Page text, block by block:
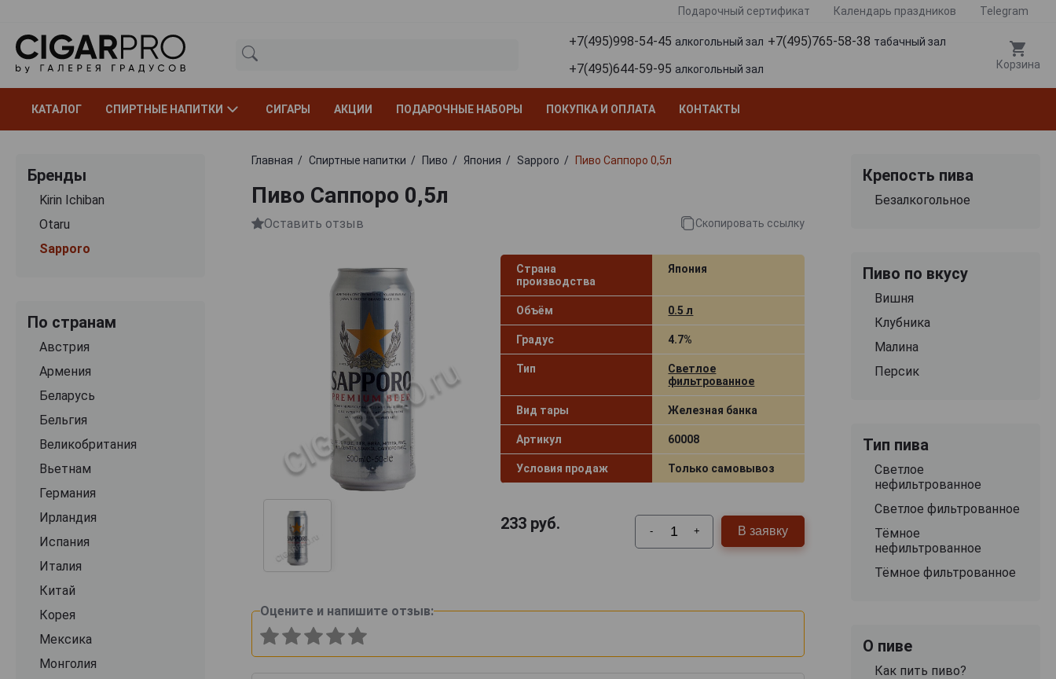
Подарочный сертификат Календарь праздников Telegram
+7(495)998-54-45 алкогольный зал +7(495)765-58-38 табачный зал
+7(495)644-59-95 алкогольный зал Корзина
КАТАЛОГ СПИРТНЫЕ НАПИТКИ СИГАРЫ АКЦИИ ПОДАРОЧНЫЕ НАБОРЫ ПОКУПКА И ОПЛАТА КОНТАКТЫ
Бренды
Kirin Ichiban
Otaru
Sapporo
По странам
Австрия
Армения
Беларусь
Бельгия
Великобритания
Вьетнам
Германия
Ирландия
Испания
Италия
Китай
Корея
Мексика
Монголия
Главная Спиртные напитки Пиво Япония Sapporo Пиво Саппоро 0,5л
Пиво Саппоро 0,5л
Оставить отзыв Скопировать ссылку
Страна
производства
Япония
Объём 0.5 л
Градус 4.7%
Тип
Светлое
фильтрованное
Вид тары Железная банка
Артикул 60008
Условия продаж Только самовывоз
233руб. - + В заявку
Оцените и напишите отзыв:
Крепость пива
Безалкогольное
Пиво по вкусу
Вишня
Клубника
Малина
Персик
Тип пива
Светлое
нефильтрованное
Светлое фильтрованное
Тёмное
нефильтрованное
Тёмное фильтрованное
О пиве
Как пить пиво?